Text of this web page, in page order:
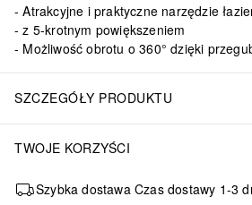
Atrakcyjne i praktyczne narzędzie
z 5-krotnym powiększeniem
Możliwość obrotu o 360° dzięki
SZCZEGÓŁY PRODUKTU
TWOJE KORZYŚCI
Szybka dostawa Czas dostawy 1-3